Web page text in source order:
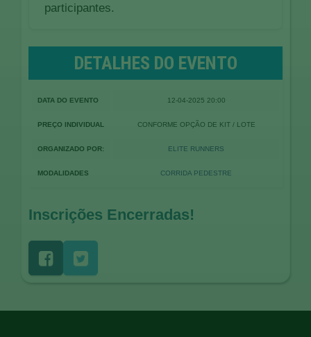
participantes.
DETALHES DO EVENTO
DATA DO EVENTO 12-04-2025 20:00
PREÇO INDIVIDUAL CONFORME OPÇÃO DE KIT / LOTE
ORGANIZADO POR: ELITE RUNNERS
MODALIDADES CORRIDA PEDESTRE
Inscrições Encerradas!